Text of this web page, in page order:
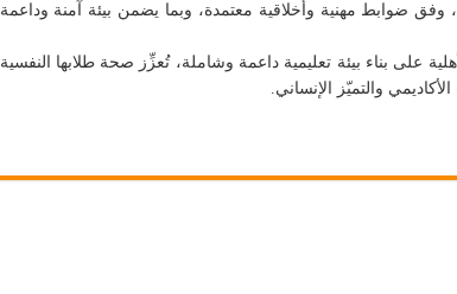
وفق ضوابط مهنية وأخلاقية معتمدة، وبما يضمن بيئة آمنة وداعمة
على بناء بيئة تعليمية داعمة وشاملة، تُعزِّز صحة طلابها النفسية
والتميّز الإنساني.